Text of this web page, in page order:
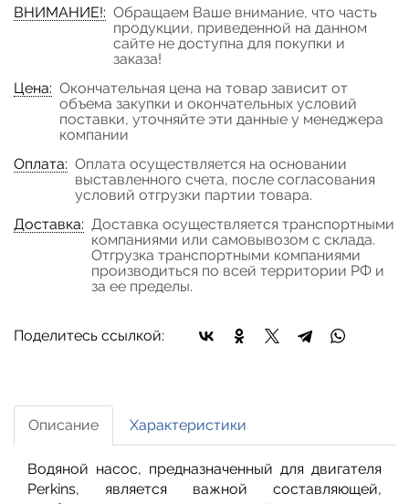
ВНИМАНИЕ!: Обращаем Ваше внимание, что часть
продукции, приведенной на данном
сайте не доступна для покупки и
заказа!
Цена: Окончательная цена на товар зависит от
объема закупки и окончательных условий
поставки, уточняйте эти данные у менеджера
компании
Оплата: Оплата осуществляется на основании
выставленного счета, после согласования
условий отгрузки партии товара.
Доставка: Доставка осуществляется транспортными
компаниями или самовывозом с склада.
Отгрузка транспортными компаниями
производиться по всей территории РФ и
за ее пределы.
Поделитесь ссылкой:
Описание Характеристики
Водяной насос, предназначенный для двигателя
Perkins, является важной составляющей,